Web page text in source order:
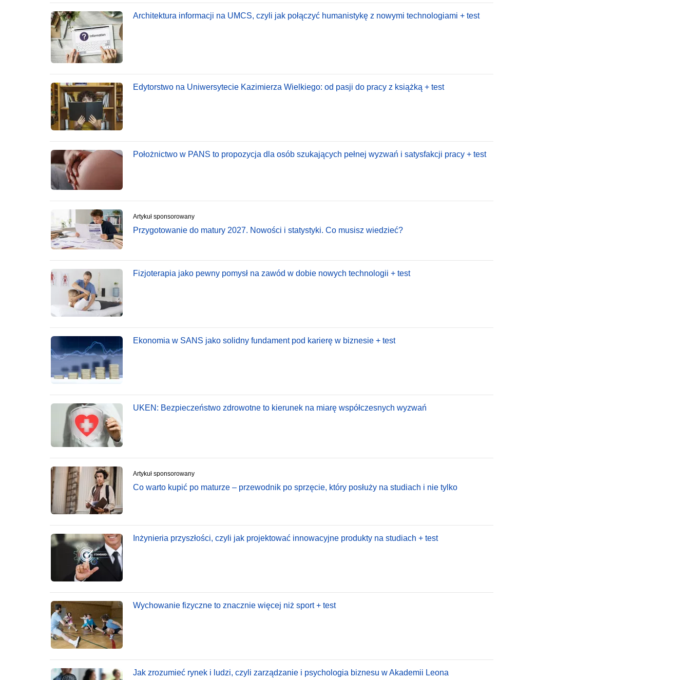
Architektura informacji na UMCS, czyli jak połączyć humanistykę z nowymi technologiami + test
Edytorstwo na Uniwersytecie Kazimierza Wielkiego: od pasji do pracy z książką + test
Położnictwo w PANS to propozycja dla osób szukających pełnej wyzwań i satysfakcji pracy + test
Artykuł sponsorowany
Przygotowanie do matury 2027. Nowości i statystyki. Co musisz wiedzieć?
Fizjoterapia jako pewny pomysł na zawód w dobie nowych technologii + test
Ekonomia w SANS jako solidny fundament pod karierę w biznesie + test
UKEN: Bezpieczeństwo zdrowotne to kierunek na miarę współczesnych wyzwań
Artykuł sponsorowany
Co warto kupić po maturze – przewodnik po sprzęcie, który posłuży na studiach i nie tylko
Inżynieria przyszłości, czyli jak projektować innowacyjne produkty na studiach + test
Wychowanie fizyczne to znacznie więcej niż sport + test
Jak zrozumieć rynek i ludzi, czyli zarządzanie i psychologia biznesu w Akademii Leona